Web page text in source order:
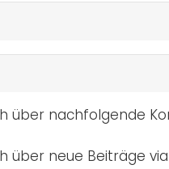
über nachfolgende
über neue Beiträge via